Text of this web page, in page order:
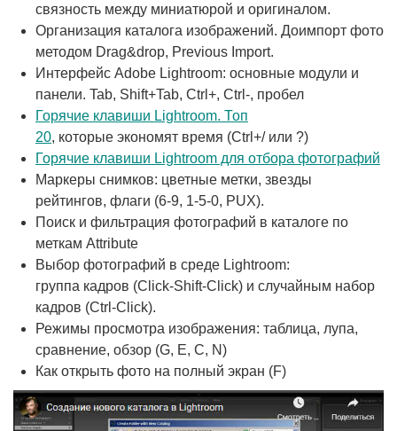
связность между миниатюрой и оригиналом.
Организация каталога изображений. Доимпорт фото
методом Drag&drop, Previous Import.
Интерфейс Adobe Lightroom: основные модули и
панели. Tab, Shift+Tab, Ctrl+, Ctrl-, пробел
Горячие клавиши Lightroom. Топ
20, которые экономят время (Ctrl+/ или ?)
Горячие клавиши Lightroom для отбора фотографий
Маркеры снимков: цветные метки, звезды
рейтингов, флаги (6-9, 1-5-0, PUX).
Поиск и фильтрация фотографий в каталоге по
меткам Attribute
Выбор фотографий в среде Lightroom:
группа кадров (Click-Shift-Click) и случайным набор
кадров (Ctrl-Click).
Режимы просмотра изображения: таблица, лупа,
сравнение, обзор (G, E, C, N)
Как открыть фото на полный экран (F)